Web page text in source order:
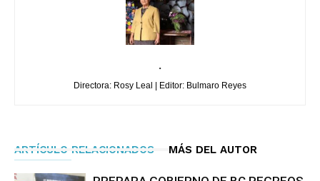
.
Directora: Rosy Leal | Editor: Bulmaro Reyes
ARTÍCULO RELACIONADOS MÁS DEL AUTOR